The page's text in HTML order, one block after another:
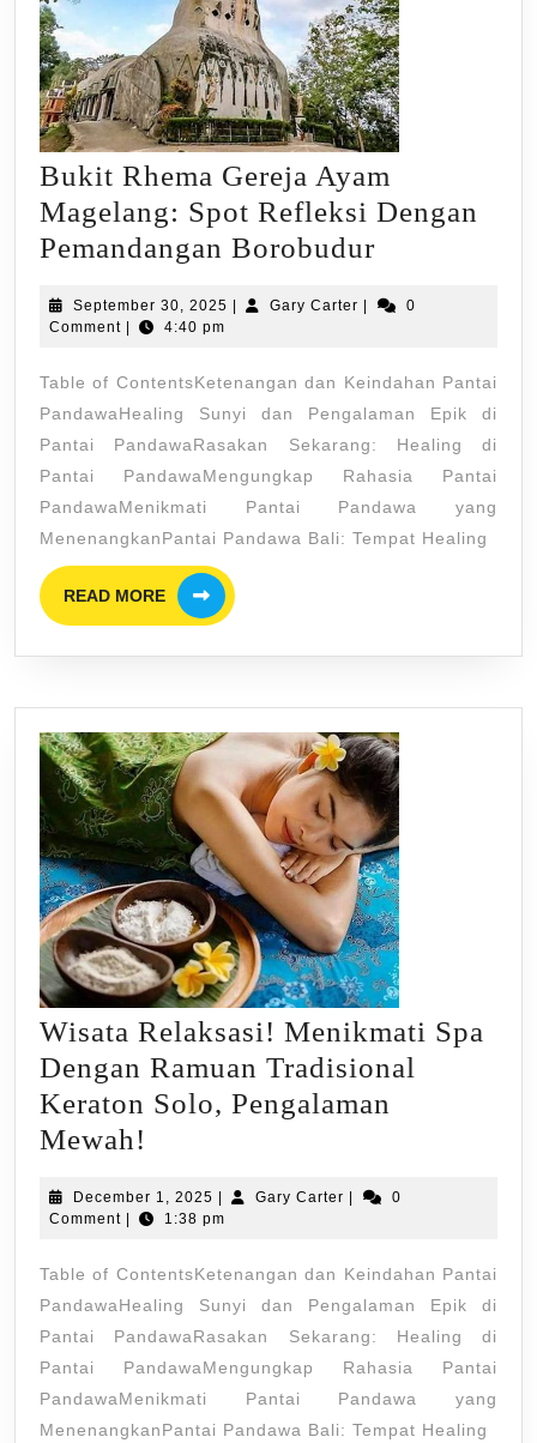
Bukit Rhema Gereja Ayam
Magelang: Spot Refleksi Dengan
Pemandangan BorobudurBukit
Gereja
Magelang:
Spot
Refleksi
Dengan
September 30, 2025 September
| Gary Carter Gary
|
0
Comment | 4:40 pm
Table of ContentsKetenangan dan Keindahan Pantai
PandawaHealing Sunyi dan Pengalaman Epik di
Pantai PandawaRasakan Sekarang: Healing di
Pantai PandawaMengungkap Rahasia Pantai
PandawaMenikmati Pantai Pandawa yang
MenenangkanPantai Pandawa Bali: Tempat Healing
READ MORE
READ
MORE
Wisata Relaksasi! Menikmati Spa
Dengan Ramuan Tradisional
Keraton Solo, Pengalaman
Mewah!
Menikmati
Dengan
Ramuan
Tradisional
Keraton
Solo,
December 1, 2025 December
1,
Gary Carter Gary
0
Comment
1:38 pm
Table of ContentsKetenangan dan Keindahan Pantai
PandawaHealing Sunyi dan Pengalaman Epik di
Pantai PandawaRasakan Sekarang: Healing di
Pantai PandawaMengungkap Rahasia Pantai
PandawaMenikmati Pantai Pandawa yang
MenenangkanPantai Pandawa Bali: Tempat Healing